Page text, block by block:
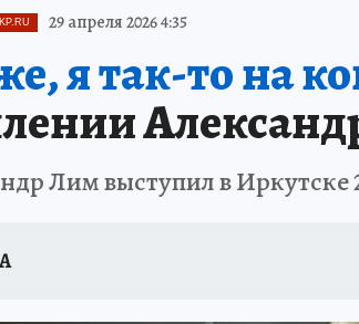
АФИША ИСПЫТАНО НА СЕБЕ
29 апреля 2026 4:35
я так-то на
Лим выступил в Иркутске